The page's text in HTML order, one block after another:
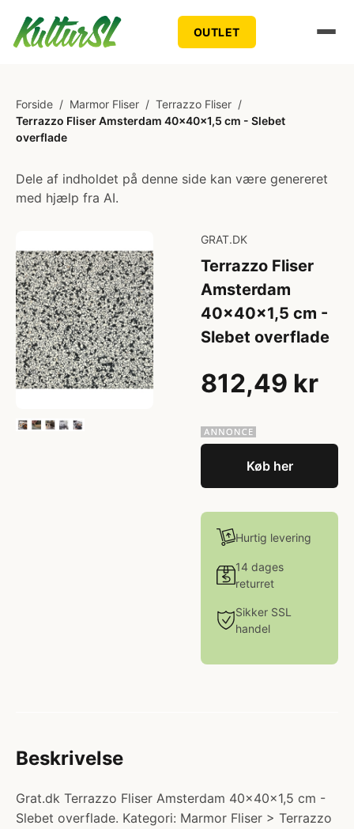
OUTLET
Forside / Marmor Fliser / Terrazzo Fliser /
Terrazzo Fliser Amsterdam 40x40x1,5 cm - Slebet
overflade
Dele af indholdet på denne side kan være genereret
med hjælp fra AI.
GRAT.DK
Terrazzo Fliser
Amsterdam
40x40x1,5 cm -
Slebet overflade
812,49 kr
Køb her
Hurtig levering
14 dages
returret
Sikker SSL
handel
Beskrivelse
Grat.dk Terrazzo Fliser Amsterdam 40x40x1,5 cm -
Slebet overflade. Kategori: Marmor Fliser > Terrazzo